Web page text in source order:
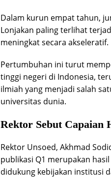
Dalam kurun empat tahun,
Lonjakan paling terlihat
meningkat secara akseleratif.
Pertumbuhan ini turut
tinggi negeri di Indonesia,
ilmiah yang menjadi salah
universitas dunia.
Rektor Sebut
Rektor Unsoed, Akhmad
publikasi Q1 merupakan
didukung kebijakan institusi